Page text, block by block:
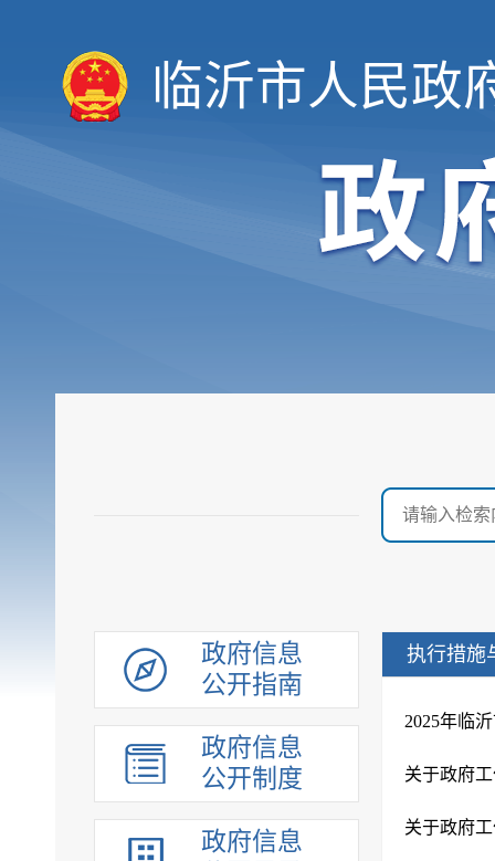
临沂市人民政
政府信息
公开指南
政府信息
公开制度
政府信息
执行措施
2025年临
关于政府
关于政府